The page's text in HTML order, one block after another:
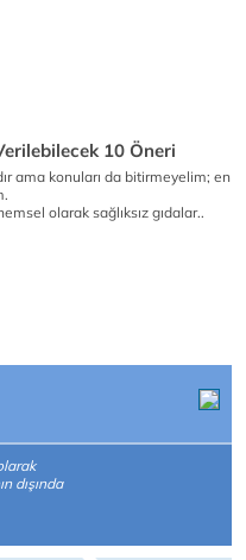
10 Öneri
ama konuları da bitirmeyelim; en
olarak sağlıksız gıdalar..
dışında